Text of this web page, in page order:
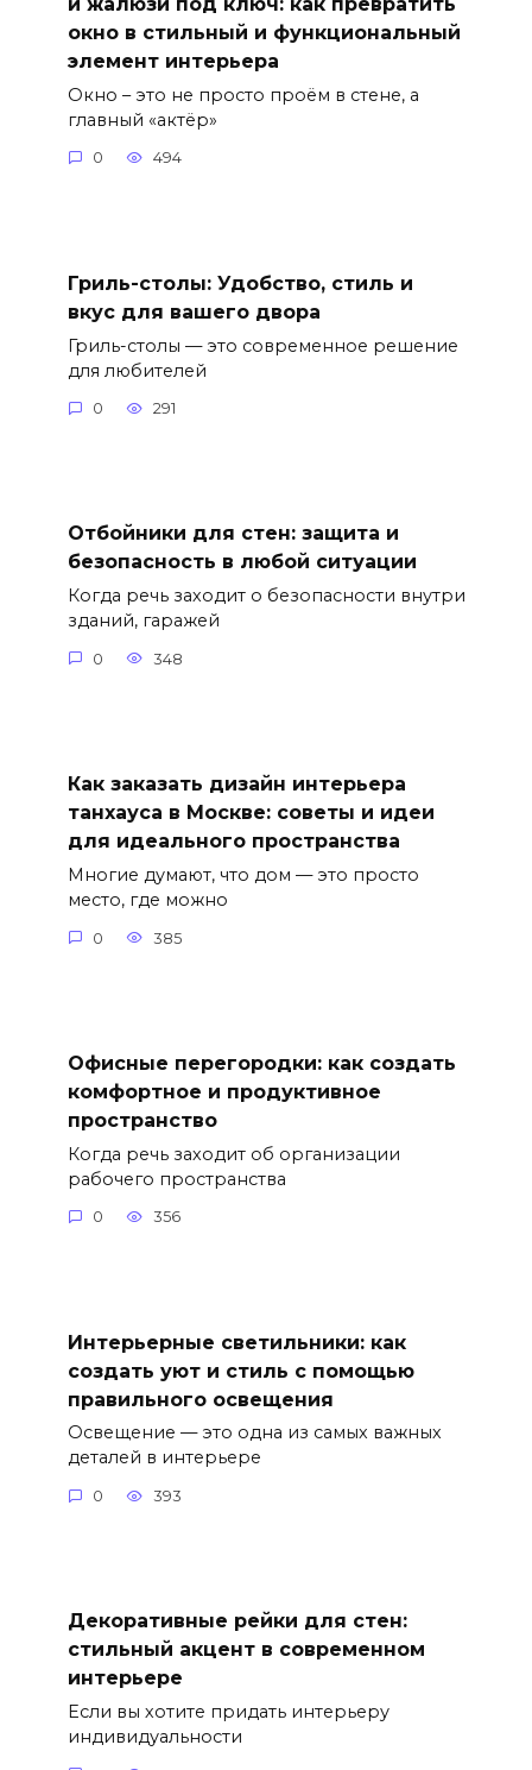
окно в стильный и функциональный
элемент интерьера
Окно – это не просто проём в стене, а
главный «актёр»
0 494
Гриль-столы: Удобство, стиль и
вкус для вашего двора
Гриль-столы — это современное решение
для любителей
0 291
Отбойники для стен: защита и
безопасность в любой ситуации
Когда речь заходит о безопасности внутри
зданий, гаражей
0 348
Как заказать дизайн интерьера
танхауса в Москве: советы и идеи
для идеального пространства
Многие думают, что дом — это просто
место, где можно
0 385
Офисные перегородки: как создать
комфортное и продуктивное
пространство
Когда речь заходит об организации
рабочего пространства
0 356
Интерьерные светильники: как
создать уют и стиль с помощью
правильного освещения
Освещение — это одна из самых важных
деталей в интерьере
0 393
Декоративные рейки для стен:
стильный акцент в современном
интерьере
Если вы хотите придать интерьеру
индивидуальности